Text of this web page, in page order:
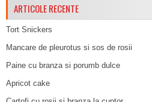
ARTICOLE RECENTE
Tort Snickers
Mancare de pleurotus si sos de rosii
Paine cu branza si porumb dulce
Apricot cake